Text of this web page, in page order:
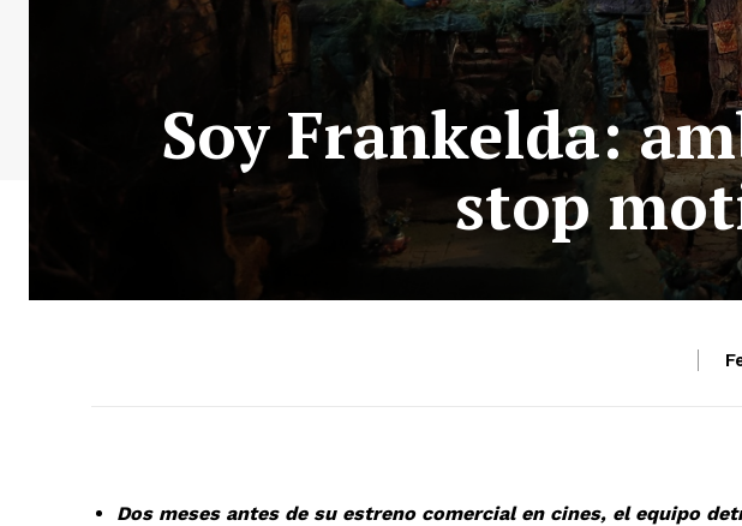
Soy Frankelda:
stop
Dos meses antes de su estreno comercial en cines, el equipo